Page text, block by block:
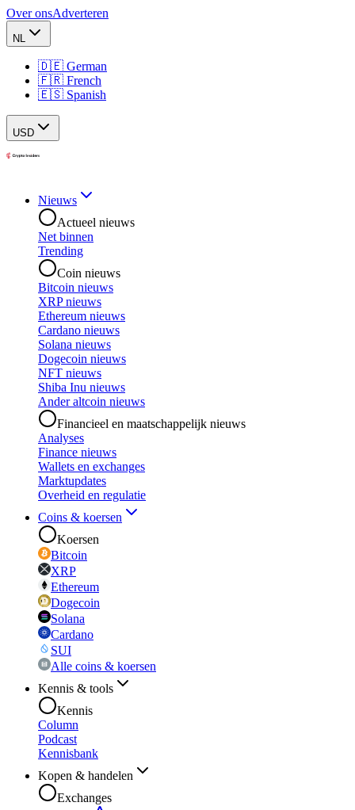
Over onsAdverteren
NL
🇩🇪 German
🇫🇷 French
🇪🇸 Spanish
USD
Nieuws
Actueel nieuws
Net binnen
Trending
Coin nieuws
Bitcoin nieuws
XRP nieuws
Ethereum nieuws
Cardano nieuws
Solana nieuws
Dogecoin nieuws
NFT nieuws
Shiba Inu nieuws
Ander altcoin nieuws
Financieel en maatschappelijk nieuws
Analyses
Finance nieuws
Wallets en exchanges
Marktupdates
Overheid en regulatie
Coins & koersen
Koersen
Bitcoin
XRP
Ethereum
Dogecoin
Solana
Cardano
SUI
Alle coins & koersen
Kennis & tools
Kennis
Column
Podcast
Kennisbank
Kopen & handelen
Exchanges